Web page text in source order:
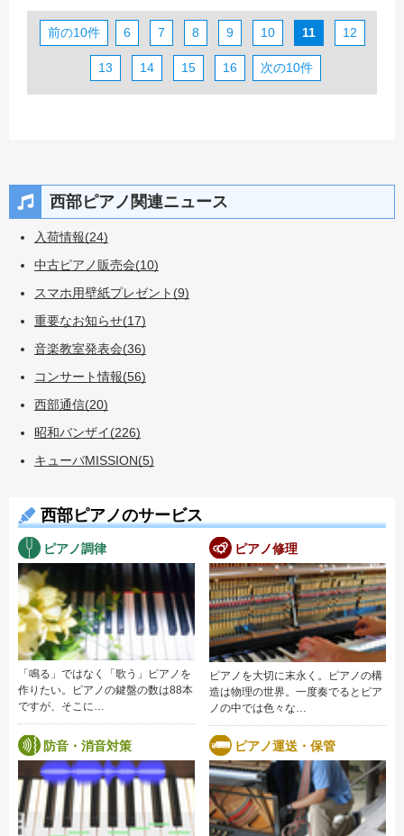
前の10件 6 7 8 9 10 11 12
13 14 15 16 次の10件
西部ピアノ関連ニュース
入荷情報(24)
中古ピアノ販売会(10)
スマホ用壁紙プレゼント(9)
重要なお知らせ(17)
音楽教室発表会(36)
コンサート情報(56)
西部通信(20)
昭和バンザイ(226)
キューバMISSION(5)
西部ピアノのサービス
ピアノ調律
「鳴る」ではなく「歌う」ピアノを
作りたい。ピアノの鍵盤の数は88本
ですが、そこに…
ピアノ修理
ピアノを大切に末永く。ピアノの構
造は物理の世界。一度奏でるとピア
ノの中では色々な…
防音・消音対策 ピアノ運送・保管